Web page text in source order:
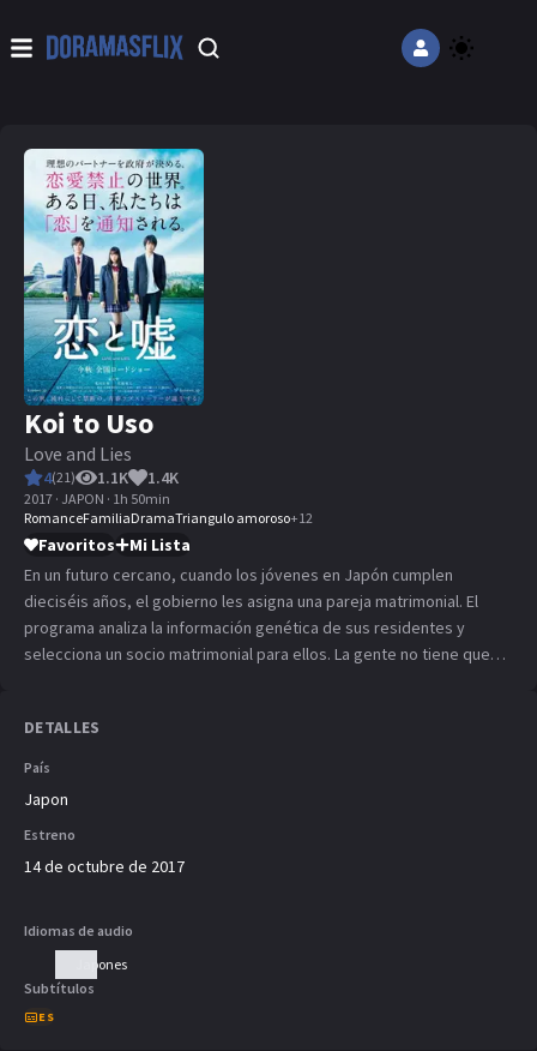
Koi to Uso
Love and Lies
4(21) 1.1K 1.4K
2017 · JAPON · 1h 50min
RomanceFamiliaDramaTriangulo amoroso+12
Favoritos
Mi Lista
En un futuro cercano, cuando los jóvenes en Japón cumplen
dieciséis años, el gobierno les asigna una pareja matrimonial. El
programa analiza la información genética de sus residentes y
selecciona un socio matrimonial para ellos. La gente no tiene que
felices. Aoi Nisaka es una estudiante de secundaria. Ella está en un
triángulo amoroso con su amigo de la infancia Yuto Shiba y Sosuke
convertirse en su marido.
DETALLES
País
Japon
Estreno
14 de octubre de 2017
Idiomas de audio
Japones
Subtítulos
ES